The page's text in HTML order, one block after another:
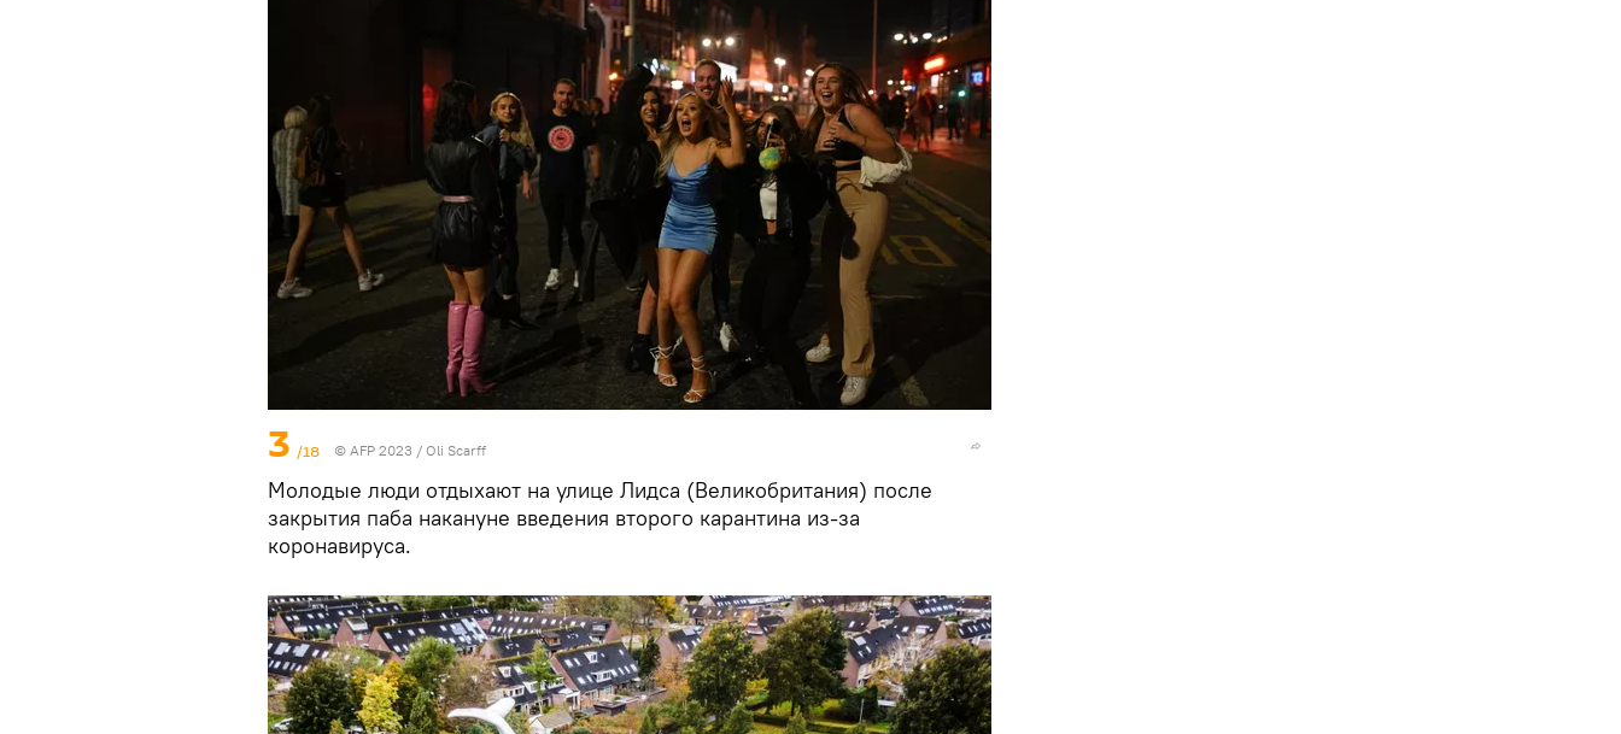
3 /18 © AFP 2023 / Oli Scarff
Молодые люди отдыхают на улице Лидса (Великобритания) после
закрытия паба накануне введения второго карантина из-за
коронавируса.